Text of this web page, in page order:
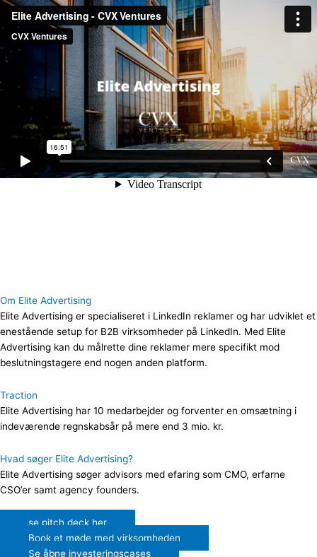
Om Elite Advertising
Elite Advertising er specialiseret i LinkedIn reklamer og har udviklet et
enestående setup for B2B virksomheder på LinkedIn. Med Elite
Advertising kan du målrette dine reklamer mere specifikt mod
beslutningstagere end nogen anden platform.
Traction
Elite Advertising har 10 medarbejder og forventer en omsætning i
indeværende regnskabsår på mere end 3 mio. kr.
Hvad søger Elite Advertising?
Elite Advertising søger advisors med efaring som CMO, erfarne
CSO’er samt agency founders.
se pitch deck her
Book et møde med virksomheden
Se åbne investeringscases